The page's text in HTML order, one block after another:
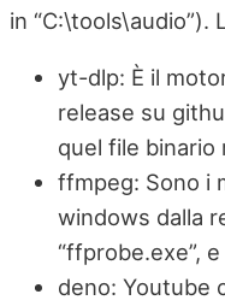
in
yt-dlp: È il
release su
quel file binario
ffmpeg: Sono i
windows dalla
“ffprobe.exe”,
deno: Youtube